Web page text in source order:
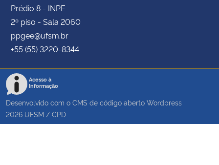
Prédio 8 - INPE
2º piso - Sala 2060
ppgee@ufsm.br
+55 (55) 3220-8344
Acesso à
Informação
Desenvolvido com o CMS de código aberto Wordpress
2026 UFSM / CPD